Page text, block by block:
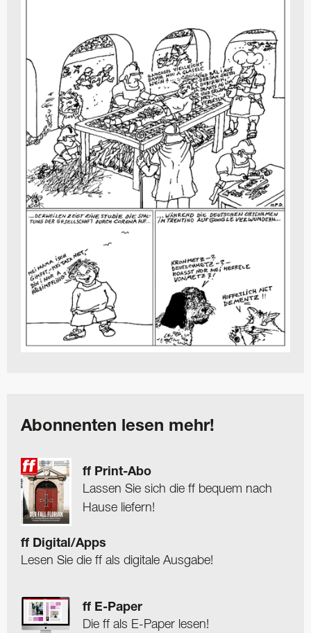
Abonnenten lesen mehr!
ff Print-Abo
Lassen Sie sich die ff bequem nach
Hause liefern!
ff Digital/Apps
Lesen Sie die ff als digitale Ausgabe!
ff E-Paper
Die ff als E-Paper lesen!